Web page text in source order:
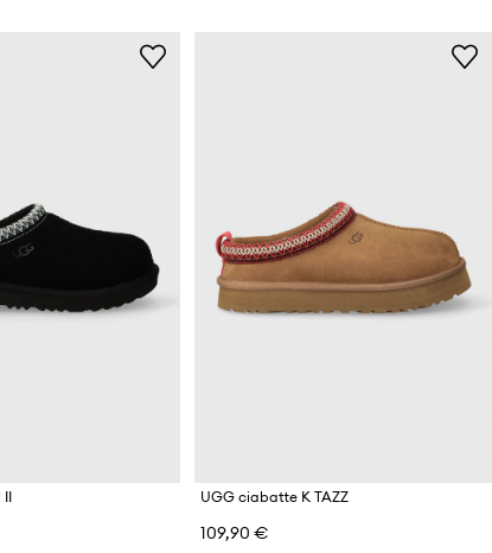
II UGG ciabatte K TAZZ
109,90 €